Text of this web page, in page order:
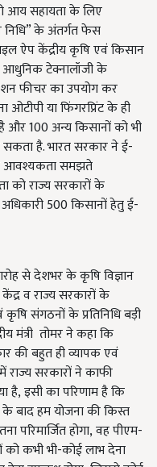
आय सहायता के लिए
निधि” के अंतर्गत फेस
ऐप केंद्रीय कृषि एवं किसान
आधुनिक टेक्नालॉजी के
फीचर का उपयोग कर
ओटीपी या फिंगरप्रिंट के ही
100 अन्य किसानों को भी
है. भारत सरकार ने ई-
आवश्यकता समझते
को राज्य सरकारों के
500 किसानों हेतु ई-
से देशभर के कृषि विज्ञान
व राज्य सरकारों के
कृषि संगठनों के प्रतिनिधि बड़ी
मंत्री तोमर ने कहा कि
की बहुत ही व्यापक एवं
राज्य सरकारों ने काफी
है,इसी का परिणाम है कि
बाद हम योजना की किस्त
परिमार्जित होगा,वह पीएम-
कभी भी-कोई लाभ देना